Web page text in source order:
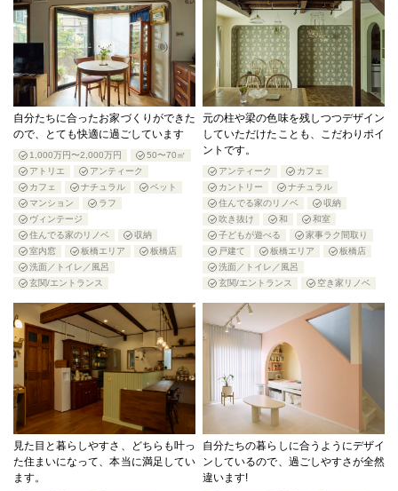
自分たちに合ったお家づくりができた
ので、とても快適に過ごしています
1,000万円〜2,000万円
50〜70㎡
アトリエ
アンティーク
カフェ
ナチュラル
ペット
マンション
ラフ
ヴィンテージ
住んでる家のリノベ
収納
室内窓
板橋エリア
板橋店
洗面／トイレ／風呂
玄関/エントランス
元の柱や梁の色味を残しつつデザイン
していただけたことも、こだわりポイ
ントです。
アンティーク
カフェ
カントリー
ナチュラル
住んでる家のリノベ
収納
吹き抜け
和
和室
子どもが遊べる
家事ラク間取り
戸建て
板橋エリア
板橋店
洗面／トイレ／風呂
玄関/エントランス
空き家リノベ
見た目と暮らしやすさ、どちらも叶っ
た住まいになって、本当に満足してい
ます。
自分たちの暮らしに合うようにデザイ
ンしているので、過ごしやすさが全然
違います!